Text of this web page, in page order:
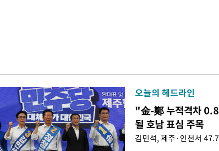
오늘의 헤드라인
"金-鄭 누적격차
될 호남 표심 주목
김민석, 제주·인천서